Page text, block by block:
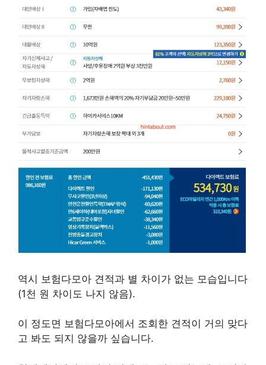
역시 보험다모아 견적과 별 차이가 없는 모습입니다
(1천 원 차이도 나지 않음).
이 정도면 보험다모아에서 조회한 견적이 거의 맞다
고 봐도 되지 않을까 싶습니다.